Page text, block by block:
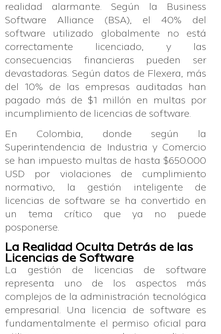
realidad alarmante. Según la Business
Software Alliance (BSA), el 40% del
software utilizado globalmente no está
correctamente licenciado, y las
consecuencias financieras pueden ser
devastadoras. Según datos de Flexera, más
del 10% de las empresas auditadas han
pagado más de $1 millón en multas por
incumplimiento de licencias de software.
En Colombia, donde según la
Superintendencia de Industria y Comercio
se han impuesto multas de hasta $650.000
USD por violaciones de cumplimiento
normativo, la gestión inteligente de
licencias de software se ha convertido en
un tema crítico que ya no puede
posponerse.
La Realidad Oculta Detrás de las
Licencias de Software
La gestión de licencias de software
representa uno de los aspectos más
complejos de la administración tecnológica
empresarial. Una licencia de software es
fundamentalmente el permiso oficial para